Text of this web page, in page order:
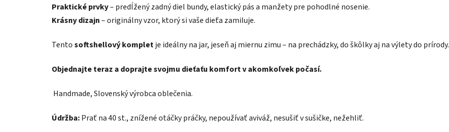
Praktické prvky– predĺžený zadný diel bundy, elastický pás a manžety pre pohodlné nosenie.
Krásny dizajn– originálny vzor, ktorý si vaše dieťa zamiluje.
Tentosoftshellový kompletje ideálny na jar, jeseň aj miernu zimu – na prechádzky, do škôlky aj na výlety do prírody.
Objednajte teraz a doprajte svojmu dieťaťu komfort v akomkoľvek počasí.
Handmade, Slovenský výrobca oblečenia.
Údržba:Prať na 40 st., znížené otáčky práčky, nepoužívať aviváž, nesušiť v sušičke, nežehliť.